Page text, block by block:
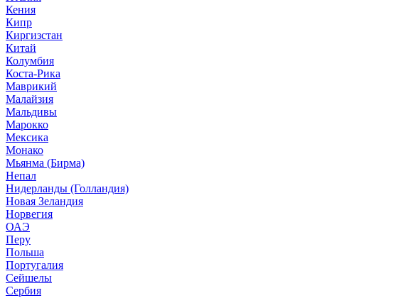
Кения
Кипр
Киргизстан
Китай
Колумбия
Коста-Рика
Маврикий
Малайзия
Мальдивы
Марокко
Мексика
Монако
Мьянма (Бирма)
Непал
Нидерланды (Голландия)
Новая Зеландия
Норвегия
ОАЭ
Перу
Польша
Португалия
Сейшелы
Сербия